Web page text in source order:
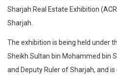
Sharjah Real Estate Exhibition
Sharjah.
The exhibition is being held under
Sheikh Sultan bin Mohammed bin
and Deputy Ruler of Sharjah, and